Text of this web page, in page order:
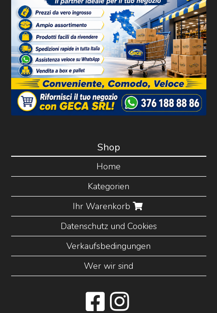
Shop
Home
Kategorien
Ihr Warenkorb
Datenschutz und Cookies
Verkaufsbedingungen
Wer wir sind